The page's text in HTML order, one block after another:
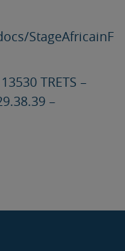
StageAfricainF
TRETS –
–